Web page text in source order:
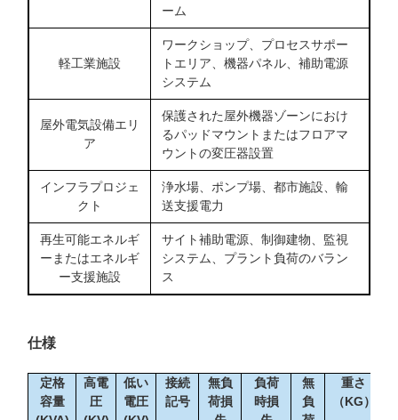
ーム
軽工業施設
ワークショップ、プロセスサポー
トエリア、機器パネル、補助電源
システム
屋外電気設備エリ
ア
保護された屋外機器ゾーンにおけ
るパッドマウントまたはフロアマ
ウントの変圧器設置
インフラプロジェ
クト
浄水場、ポンプ場、都市施設、輸
送支援電力
再生可能エネルギ
ーまたはエネルギ
ー支援施設
サイト補助電源、制御建物、監視
システム、プラント負荷のバラン
ス
仕様
定格
容量
高電
圧
低い
電圧
接続
記号
無負
荷損
負荷
時損
無
負
重さ
（KG）